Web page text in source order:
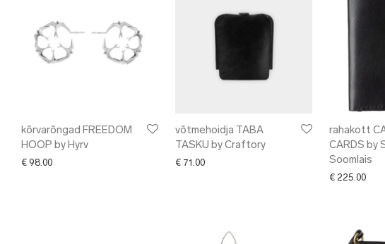
kõrvarõngad FREEDOM
HOOP by Hyrv
€ 98.00
võtmehoidja TABA
TASKU by Craftory
€ 71.00
rahakott
CARDS by
Soomlais
€ 225.00